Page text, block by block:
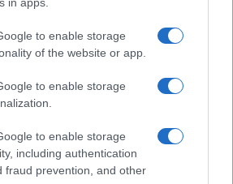
to enable storage
of the website or app.
to enable storage
to enable storage
including authentication
fraud prevention, and other
ΡΥΘΜΙΣΕΙΣ